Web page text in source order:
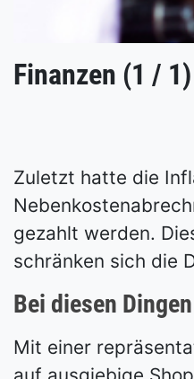
Finanzen (1 / 1)
Zuletzt hatte die
gezahlt werden.
schränken sich die
Bei diesen
Mit einer